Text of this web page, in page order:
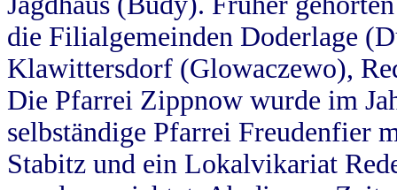
die Filialgemeinden Doderlage
Klawittersdorf (Glowaczewo),
Die Pfarrei Zippnow wurde im
selbständige Pfarrei Freudenfier
Stabitz und ein Lokalvikariat